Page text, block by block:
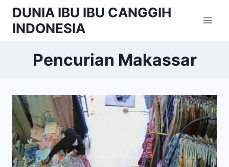
Skip
content
DUNIA IBU IBU CANGGIH
INDONESIA
Pencurian Makassar